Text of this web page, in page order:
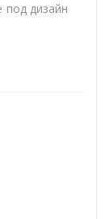
под дизайн